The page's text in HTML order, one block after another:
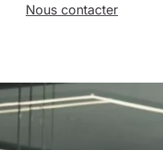
Nous contacter